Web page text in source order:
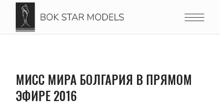
МИСС МИРА БОЛГАРИЯ В ПРЯМОМ
ЭФИРЕ 2016